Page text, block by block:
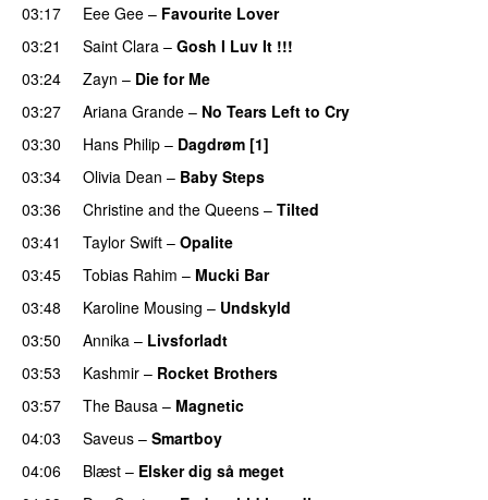
03:17 Eee Gee – Favourite Lover
03:21 Saint Clara – Gosh I Luv It !!!
03:24
Zayn – Die for Me
03:27
Ariana Grande – No Tears Left to Cry
03:30
Hans Philip – Dagdrøm [1]
03:34 Olivia Dean – Baby Steps
03:36
Christine and the Queens – Tilted
03:41
Taylor Swift – Opalite
03:45
Tobias Rahim – Mucki Bar
03:48
Karoline Mousing – Undskyld
03:50
Annika – Livsforladt
03:53
Kashmir – Rocket Brothers
03:57
The Bausa – Magnetic
04:03 Saveus – Smartboy
04:06
Blæst – Elsker dig så meget